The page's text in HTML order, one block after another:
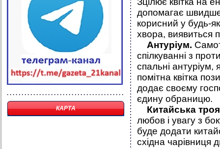
КАРТА
допомагає швидше
корисний у будь-
хвора, виявиться
Антуріум.
спілкуванні з
спальні
помітна квітка
додає своєму
єдину обраницю.
Китайська
любов і увагу з
буде додати
східна